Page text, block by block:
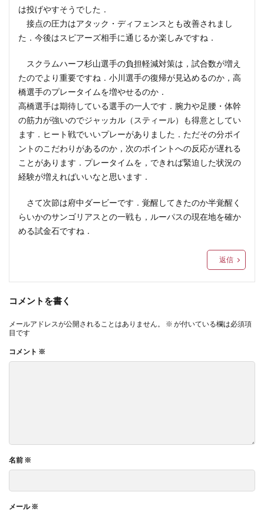
は投げやすそうでした．
接点の圧力はアタック・ディフェンスとも改善されまし
た．今後はスピアーズ相手に通じるか楽しみですね．
スクラムハーフ杉山選手の負担軽減対策は，試合数が増え
たのでより重要ですね．小川選手の復帰が見込めるのか，高
橋選手のプレータイムを増やせるのか．
高橋選手は期待している選手の一人です．腕力や足腰・体幹
の筋力が強いのでジャッカル（スティール）も得意としてい
ます．ヒート戦でいいプレーがありました．ただその分ポイ
ントのこだわりがあるのか，次のポイントへの反応が遅れる
ことがあります．プレータイムを，できれば緊迫した状況の
経験が増えればいいなと思います．
さて次節は府中ダービーです．覚醒してきたのか半覚醒く
らいかのサンゴリアスとの一戦も，ルーパスの現在地を確か
める試金石ですね．
返信
コメントを書く
メールアドレスが公開されることはありません。 ※ が付いている欄は必須項
目です
コメント ※
名前 ※
メール※